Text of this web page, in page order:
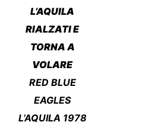
L’AQUILA
RIALZATI E
TORNA A
VOLARE
RED BLUE
EAGLES
L’AQUILA 1978